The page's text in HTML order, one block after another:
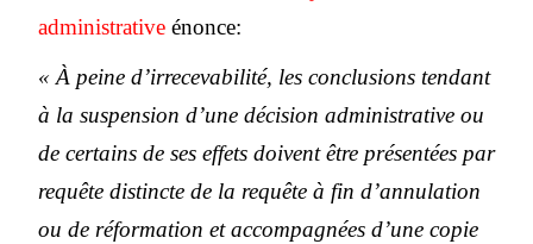
administrativeénonce:
« À peine d’irrecevabilité, les conclusions tendant
à la suspension d’une décision administrative ou
de certains de ses effets doivent être présentées par
requête distincte de la requête à fin d’annulation
ou de réformation et accompagnées d’une copie